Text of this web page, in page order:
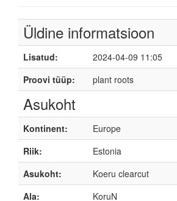
Üldine informatsioon
Lisatud:
2024-04-09 11:05
Proovi tüüp:
plant roots
Asukoht
Kontinent:
Europe
Riik:
Estonia
Asukoht:
Koeru clearcut
Ala:
KoruN